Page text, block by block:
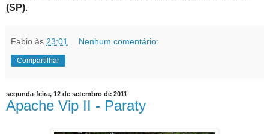
(SP).
Fabio às 23:01 Nenhum comentário:
Compartilhar
segunda-feira, 12 de setembro de 2011
Apache Vip II - Paraty